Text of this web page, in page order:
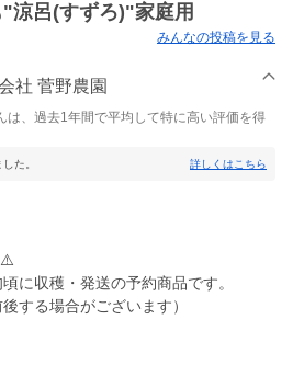
"涼呂(すずろ)"家庭用
みんなの投稿を見る
社 菅野農園
は、過去1年間で平均して特に高い評価を得
た。 詳しくはこちら
に収穫・発送の予約商品です。
する場合がございます）